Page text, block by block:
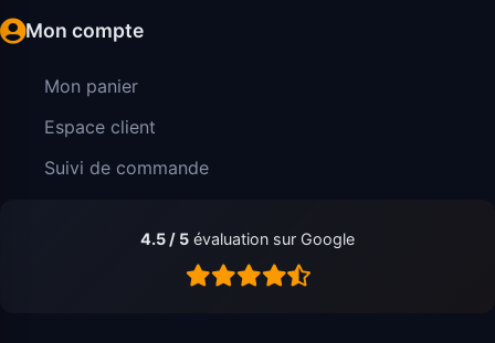
Mon compte
Mon panier
Espace client
Suivi de commande
4.5 / 5 évaluation sur Google